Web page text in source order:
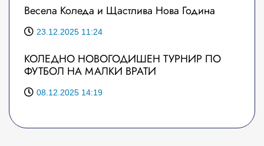
Весела Коледа и Щастлива Нова Година
23.12.2025 11:24
КОЛЕДНО НОВОГОДИШЕН ТУРНИР ПО
ФУТБОЛ НА МАЛКИ ВРАТИ
08.12.2025 14:19